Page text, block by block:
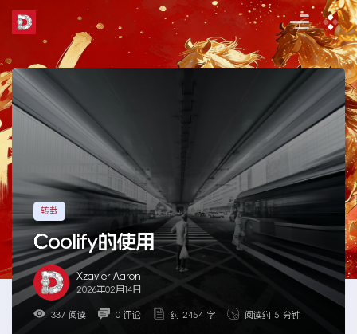
the
转载
Coolify的使用
Xzavier Aaron
2026年02月14日
337 阅读 0 评论 约 2454 字 阅读约 5 分钟